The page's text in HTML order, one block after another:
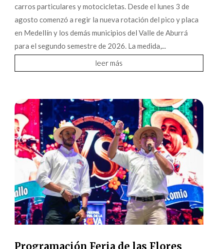
carros particulares y motocicletas. Desde el lunes 3 de
agosto comenzó a regir la nueva rotación del pico y placa
en Medellín y los demás municipios del Valle de Aburrá
para el segundo semestre de 2026. La medida,...
leer más
Programación Feria de las Flores